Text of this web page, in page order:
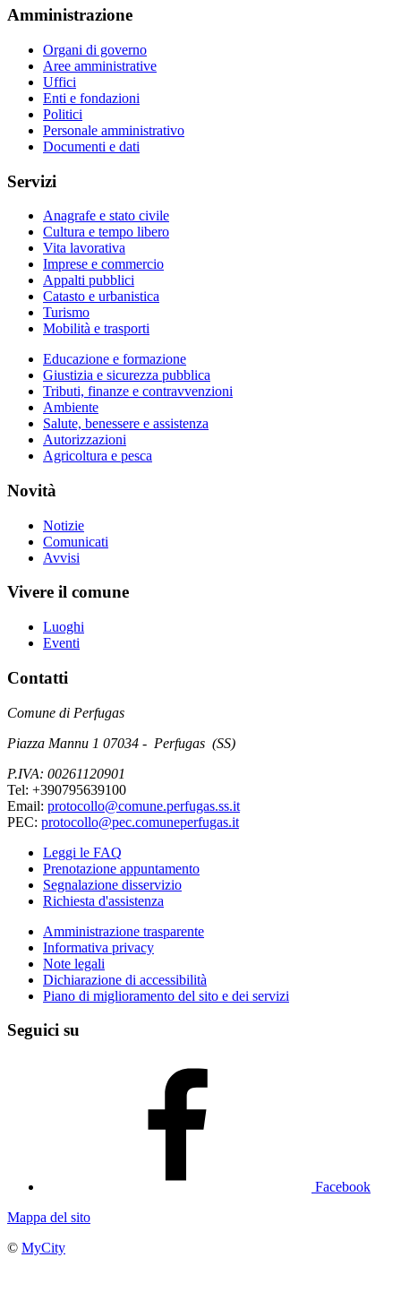
Amministrazione
Organi di governo
Aree amministrative
Uffici
Enti e fondazioni
Politici
Personale amministrativo
Documenti e dati
Servizi
Anagrafe e stato civile
Cultura e tempo libero
Vita lavorativa
Imprese e commercio
Appalti pubblici
Catasto e urbanistica
Turismo
Mobilità e trasporti
Educazione e formazione
Giustizia e sicurezza pubblica
Tributi, finanze e contravvenzioni
Ambiente
Salute, benessere e assistenza
Autorizzazioni
Agricoltura e pesca
Novità
Notizie
Comunicati
Avvisi
Vivere il comune
Luoghi
Eventi
Contatti
Comune di Perfugas
Piazza Mannu 1 07034 - Perfugas (SS)
P.IVA: 00261120901
Tel: +390795639100
Email: protocollo@comune.perfugas.ss.it
PEC: protocollo@pec.comuneperfugas.it
Leggi le FAQ
Prenotazione appuntamento
Segnalazione disservizio
Richiesta d'assistenza
Amministrazione trasparente
Informativa privacy
Note legali
Dichiarazione di accessibilità
Piano di miglioramento del sito e dei servizi
Seguici su
Facebook
Mappa del sito
© MyCity